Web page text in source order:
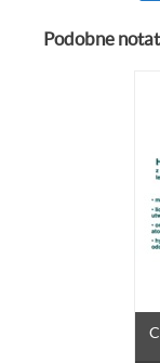
Podobne